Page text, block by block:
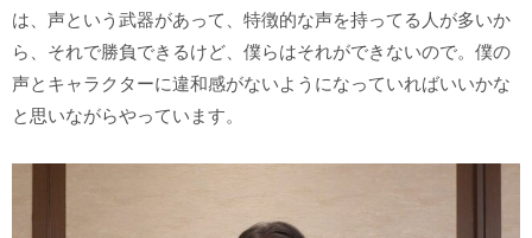
は、声という武器があって、特徴的な声を持ってる人が多いか
ら、それで勝負できるけど、僕らはそれができないので。僕の
声とキャラクターに違和感がないようになっていればいいかな
と思いながらやっています。